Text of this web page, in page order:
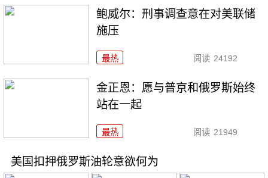
鲍威尔：刑事调查意在对美联储
施压
最热 阅读 24192
金正恩：愿与普京和俄罗斯始终
站在一起
最热 阅读 21949
美国扣押俄罗斯油轮意欲何为